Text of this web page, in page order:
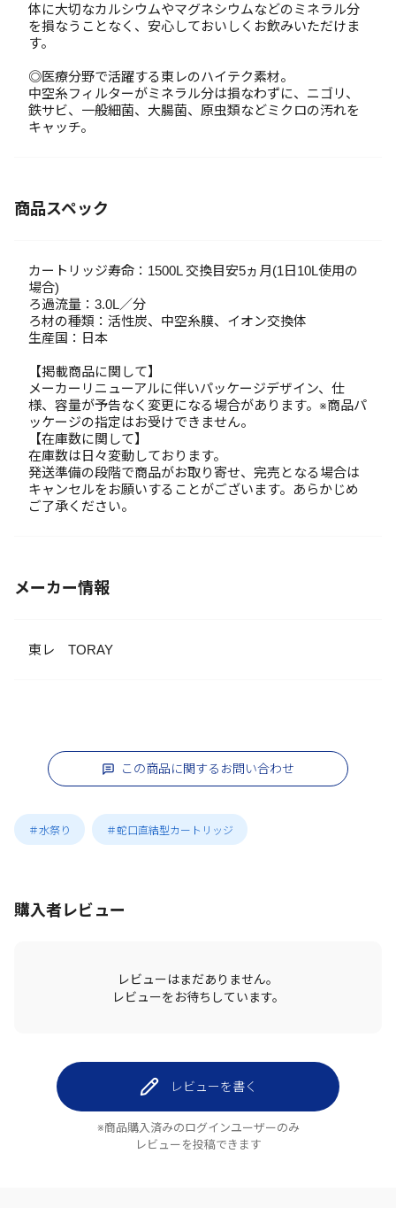
体に大切なカルシウムやマグネシウムなどのミネラル分
を損なうことなく、安心しておいしくお飲みいただけま
す。
◎医療分野で活躍する東レのハイテク素材。
中空糸フィルターがミネラル分は損なわずに、ニゴリ、
鉄サビ、一般細菌、大腸菌、原虫類などミクロの汚れを
キャッチ。
商品スペック
カートリッジ寿命：1500L 交換目安5ヵ月(1日10L使用の
場合)
ろ過流量：3.0L／分
ろ材の種類：活性炭、中空糸膜、イオン交換体
生産国：日本
【掲載商品に関して】
メーカーリニューアルに伴いパッケージデザイン、仕
様、容量が予告なく変更になる場合があります。※商品パ
ッケージの指定はお受けできません。
【在庫数に関して】
在庫数は日々変動しております。
発送準備の段階で商品がお取り寄せ、完売となる場合は
キャンセルをお願いすることがございます。あらかじめ
ご了承ください。
メーカー情報
東レ TORAY
この商品に関するお問い合わせ
＃水祭り ＃蛇口直結型カートリッジ
購入者レビュー
レビューはまだありません。
レビューをお待ちしています。
レビューを書く
※商品購入済みのログインユーザーのみ
レビューを投稿できます